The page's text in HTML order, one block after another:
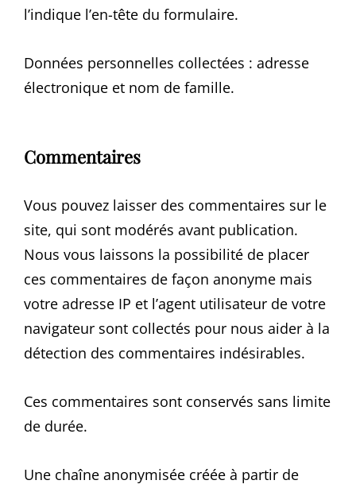
l’indique l’en-tête du formulaire.
Données personnelles collectées : adresse
électronique et nom de famille.
Commentaires
Vous pouvez laisser des commentaires sur le
site, qui sont modérés avant publication.
Nous vous laissons la possibilité de placer
ces commentaires de façon anonyme mais
votre adresse IP et l’agent utilisateur de votre
navigateur sont collectés pour nous aider à la
détection des commentaires indésirables.
Ces commentaires sont conservés sans limite
de durée.
Une chaîne anonymisée créée à partir de